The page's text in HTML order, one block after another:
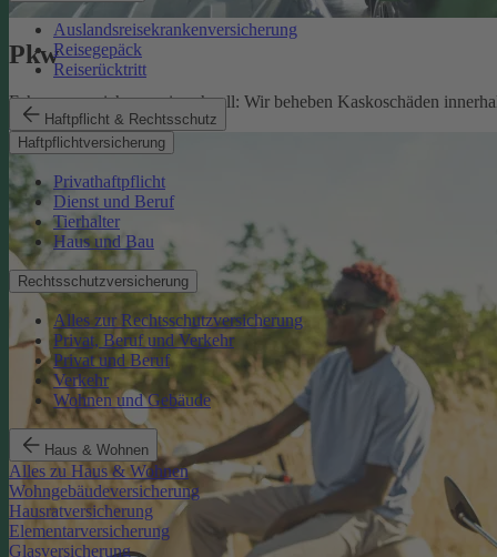
Auslandsreisekrankenversicherung
Reisegepäck
Reiserücktritt
Haftpflicht & Rechtsschutz
Haftpflichtversicherung
Privathaftpflicht
Dienst und Beruf
Tierhalter
Haus und Bau
Rechtsschutzversicherung
Alles zur Rechtsschutzversicherung
Privat, Beruf und Verkehr
Privat und Beruf
Verkehr
Wohnen und Gebäude
Haus & Wohnen
Alles zu Haus & Wohnen
Wohngebäudeversicherung
Hausratversicherung
Elementarversicherung
Glasversicherung
Pkw
Fahrzeugversicherung in schnell: Wir beheben Kaskoschäden
Pkw-Versicherung